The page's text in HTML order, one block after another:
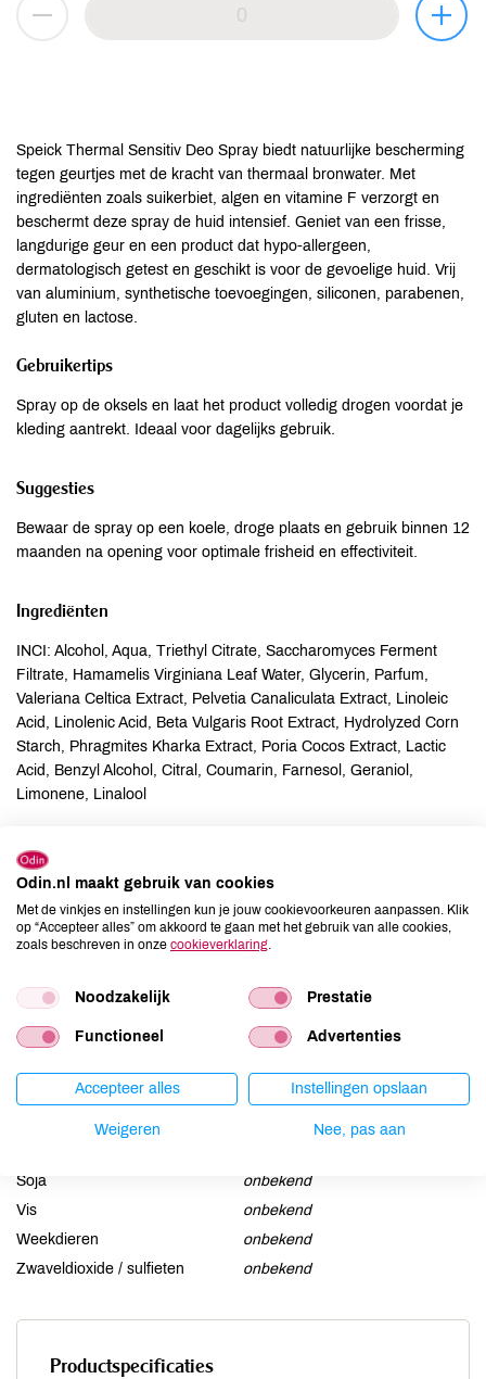
Speick Thermal Sensitiv Deo Spray biedt natuurlijke bescherming
tegen geurtjes met de kracht van thermaal bronwater. Met
ingrediënten zoals suikerbiet, algen en vitamine F verzorgt en
beschermt deze spray de huid intensief. Geniet van een frisse,
langdurige geur en een product dat hypo-allergeen,
dermatologisch getest en geschikt is voor de gevoelige huid. Vrij
van aluminium, synthetische toevoegingen, siliconen, parabenen,
gluten en lactose.
Gebruikertips
Spray op de oksels en laat het product volledig drogen voordat je
kleding aantrekt. Ideaal voor dagelijks gebruik.
Suggesties
Bewaar de spray op een koele, droge plaats en gebruik binnen 12
maanden na opening voor optimale frisheid en effectiviteit.
Ingrediënten
INCI: Alcohol, Aqua, Triethyl Citrate, Saccharomyces Ferment
Filtrate, Hamamelis Virginiana Leaf Water, Glycerin, Parfum,
Valeriana Celtica Extract, Pelvetia Canaliculata Extract, Linoleic
Acid, Linolenic Acid, Beta Vulgaris Root Extract, Hydrolyzed Corn
Starch, Phragmites Kharka Extract, Poria Cocos Extract, Lactic
Acid, Benzyl Alcohol, Citral, Coumarin, Farnesol, Geraniol,
Limonene, Linalool
Allergenen
Aardnoten
onbekend
Ei
onbekend
Gluten
onbekend
Lupine
onbekend
Mosterd
onbekend
Noten
onbekend
Schaaldieren
onbekend
Soja
onbekend
Vis
onbekend
Weekdieren
onbekend
Zwaveldioxide / sulfieten
onbekend
Productspecificaties
Odin.nl maakt gebruik van cookies
Met de vinkjes en instellingen kun je jouw cookievoorkeuren aanpassen. Klik
op “Accepteer alles” om akkoord te gaan met het gebruik van alle cookies,
zoals beschreven in onze cookieverklaring
Noodzakelijk Prestatie
Functioneel Advertenties
Accepteer alles Instellingen opslaan
Weigeren Nee, pas aan